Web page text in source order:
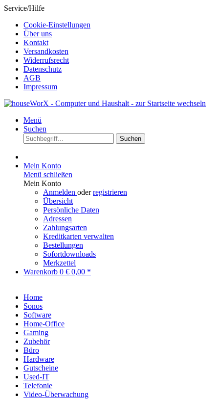
Service/Hilfe
Cookie-Einstellungen
Über uns
Kontakt
Versandkosten
Widerrufsrecht
Datenschutz
AGB
Impressum
Menü
Suchen
Suchen
Mein Konto
Menü schließen
Mein Konto
Anmelden oderregistrieren
Übersicht
Persönliche Daten
Adressen
Zahlungsarten
Kreditkarten verwalten
Bestellungen
Sofortdownloads
Merkzettel
Warenkorb 0 € 0,00 *
Home
Sonos
Software
Home-Office
Gaming
Zubehör
Büro
Hardware
Gutscheine
Used-IT
Telefonie
Video-Überwachung